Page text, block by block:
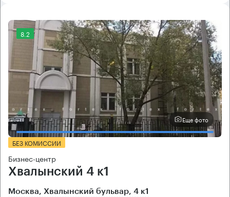
8.2
Еще фото
БЕЗ КОМИССИИ
Бизнес-центр
Хвалынский 4 к1
Москва, Хвалынский бульвар, 4 к1